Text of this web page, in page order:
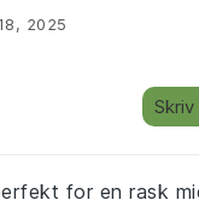
2025
for en rask